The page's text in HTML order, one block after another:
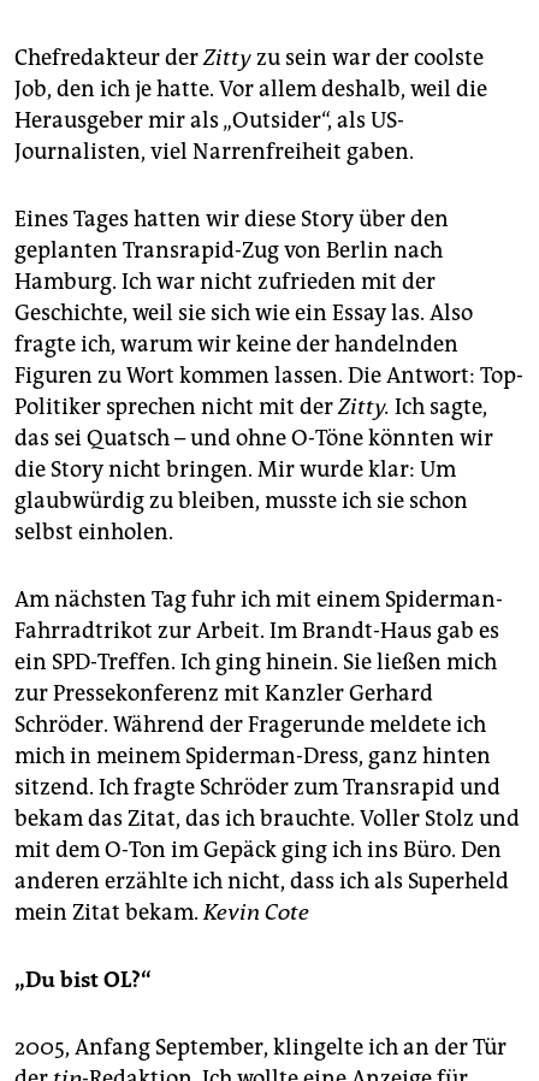
Chefredakteur derZittyzu sein war der coolste
Job, den ich je hatte. Vor allem deshalb, weil die
Herausgeber mir als „Outsider“, als US-
Journalisten, viel Narrenfreiheit gaben.
Eines Tages hatten wir diese Story über den
geplanten Transrapid-Zug von Berlin nach
Hamburg. Ich war nicht zu­frieden mit der
Geschichte, weil sie sich wie ein Essay las. Also
fragte ich, warum wir keine der handelnden
Figuren zu Wort kommen lassen. Die Antwort: Top-
Politiker sprechen nicht mit derZitty. Ich sagte,
das sei Quatsch – und ohne O-Töne könnten wir
die Story nicht bringen. Mir wurde klar: Um
glaubwürdig zu bleiben, musste ich sie schon
selbst einholen.
Am nächsten Tag fuhr ich mit einem Spiderman-
Fahrradtrikot zur Arbeit. Im Brandt-Haus gab es
ein SPD-Treffen. Ich ging hinein. Sie ließen mich
zur Pressekonferenz mit ­Kanzler Gerhard
Schröder. Während der Fragerunde meldete ich
mich in meinem Spiderman-Dress, ganz hinten
sitzend. Ich fragte Schröder zum Transrapid und
bekam das Zitat, das ich brauchte. Voller Stolz und
mit dem O-Ton im Gepäck ging ich ins Büro. Den
anderen erzählte ich nicht, dass ich als Superheld
mein Zitat bekam.Kevin Cote
„Du bist OL?“
2005, Anfang September, klingelte ich an der Tür